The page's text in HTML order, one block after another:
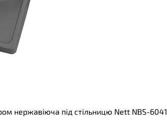
нержавіюча під стільницю Nett NBS-6041